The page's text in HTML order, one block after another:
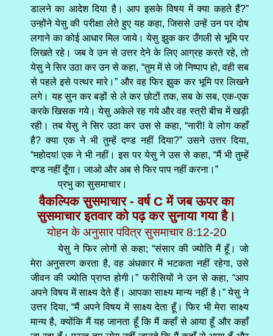
डालने का आदेश दिया है। आप इसके विषय में क्या कहते हैं?”
उन्होंने येसु की परीक्षा लेते हुए यह कहा, जिससे उन्हें उन पर दोष
लगाने का कोई आधार मिल जाये। येसु झुक कर उँगली से भूमि पर
लिखते रहे। जब वे उन से उत्तर देने के लिए आग्रह करते रहे, तो
येसु ने सिर उठा कर उन से कहा, “तुम में से जो निष्पाप हो, वही सब
से पहले इसे पत्थर मारे।” और वह फिर झुक कर भूमि पर लिखने
लगे। यह सुन कर बड़ों से ले कर छोटों तक, सब के सब, एक-एक
करके खिसक गये। येसु अकेले रह गये और वह स्त्री बीच में खड़ी
रही। तब येसु ने सिर उठा कर उस से कहा, “नारी! वे लोग कहाँ
है? क्या एक ने भी तुम्हें दण्ड नहीं दिया?” उसने उत्तर दिया,
“महोदय! एक ने भी नहीं। इस पर येसु ने उस से कहा, “मैं भी तुम्हें
दण्ड नहीं दूँगा। जाओ और अब से फिर पाप नहीं करना।”
प्रभु का सुसमाचार।
वैकल्पिक सुसमाचार - वर्ष C में जब ऊपर का
सुसमाचार इतवार को पढ़ कर सुनाया गया है।
योहन के अनुसार पवित्र सुसमाचार 8:12-20
येसु ने फिर लोगों से कहा; “संसार की ज्योति मैं हूँ। जो
मेरा अनुसरण करता है, वह अंधकार में भटकता नहीं रहेगा, उसे
जीवन की ज्योति प्राप्त होगी।” फरीसियों ने उन से कहा, “आप
अपने विषय में साक्ष्य देते हैं। आपका साक्ष्य मान्य नहीं है।” येसु ने
उत्तर दिया, “मैं अपने विषय में साक्ष्य देता हूँ। फिर भी मेरा साक्ष्य
मान्य है, क्योंकि मैं यह जानता हूँ कि मैं कहाँ से आया हूँ और कहाँ